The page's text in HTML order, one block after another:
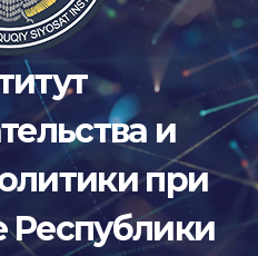
и
при
Республики